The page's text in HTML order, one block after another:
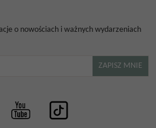
o nowościach i ważnych wydarzeniach